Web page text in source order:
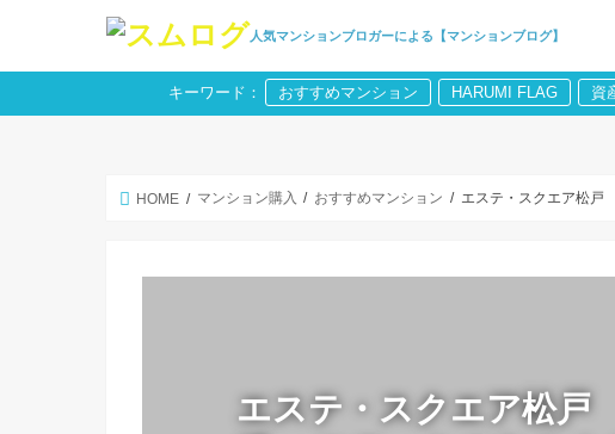
人気マンションブロガーによる【マンションブログ】
キーワード： おすすめマンション HARUMI FLAG 資
HOME マンション購入 おすすめマンション エステ・スクエア松戸
エステ・スクエア松戸